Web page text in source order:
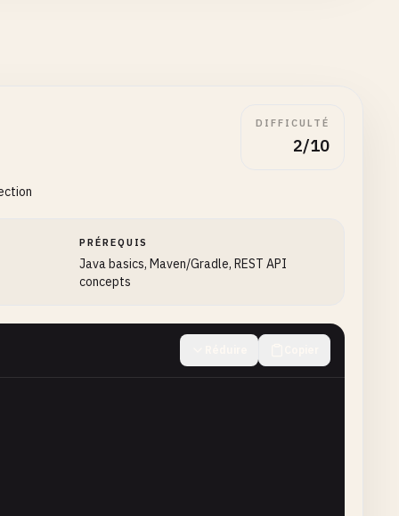
DIFFICULTÉ
2/10
PRÉREQUIS
Java basics, Maven/Gradle, REST API
concepts